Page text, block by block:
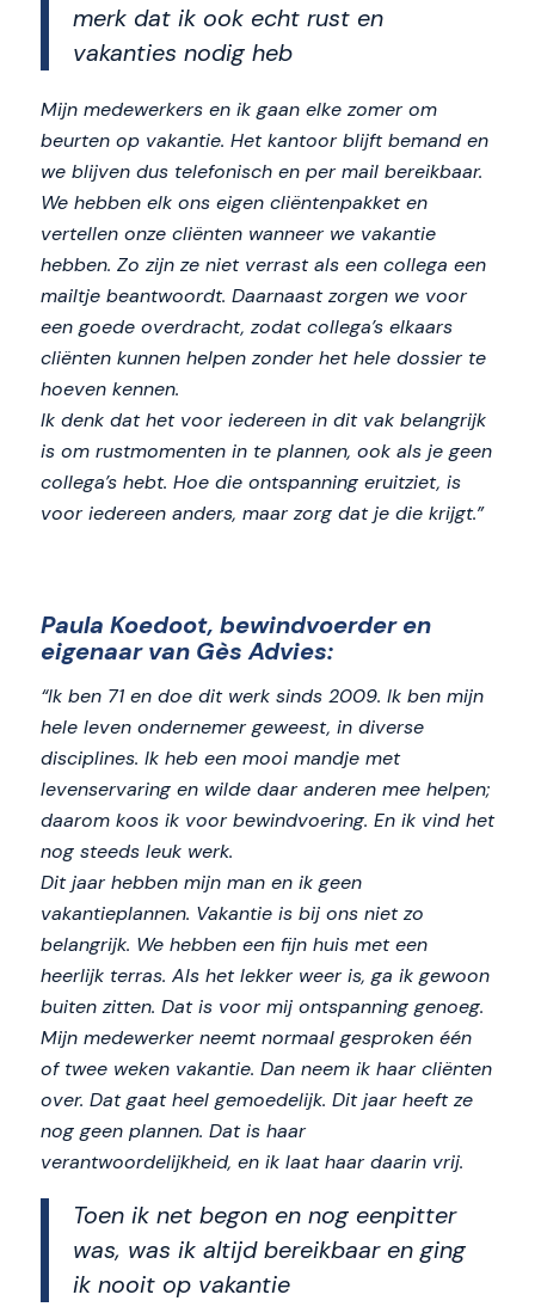
merk dat ik ook echt rust en
vakanties nodig heb
Mijn medewerkers en ik gaan elke zomer om
beurten op vakantie. Het kantoor blijft bemand en
we blijven dus telefonisch en per mail bereikbaar.
We hebben elk ons eigen cliëntenpakket en
vertellen onze cliënten wanneer we vakantie
hebben. Zo zijn ze niet verrast als een collega een
mailtje beantwoordt. Daarnaast zorgen we voor
een goede overdracht, zodat collega’s elkaars
cliënten kunnen helpen zonder het hele dossier te
hoeven kennen.
Ik denk dat het voor iedereen in dit vak belangrijk
is om rustmomenten in te plannen, ook als je geen
collega’s hebt. Hoe die ontspanning eruitziet, is
voor iedereen anders, maar zorg dat je die krijgt.”
Paula Koedoot, bewindvoerder en
eigenaar van Gès Advies:
“Ik ben 71 en doe dit werk sinds 2009. Ik ben mijn
hele leven ondernemer geweest, in diverse
disciplines. Ik heb een mooi mandje met
levenservaring en wilde daar anderen mee helpen;
daarom koos ik voor bewindvoering. En ik vind het
nog steeds leuk werk.
Dit jaar hebben mijn man en ik geen
vakantieplannen. Vakantie is bij ons niet zo
belangrijk. We hebben een fijn huis met een
heerlijk terras. Als het lekker weer is, ga ik gewoon
buiten zitten. Dat is voor mij ontspanning genoeg.
Mijn medewerker neemt normaal gesproken één
of twee weken vakantie. Dan neem ik haar cliënten
over. Dat gaat heel gemoedelijk. Dit jaar heeft ze
nog geen plannen. Dat is haar
verantwoordelijkheid, en ik laat haar daarin vrij.
Toen ik net begon en nog eenpitter
was, was ik altijd bereikbaar en ging
ik nooit op vakantie